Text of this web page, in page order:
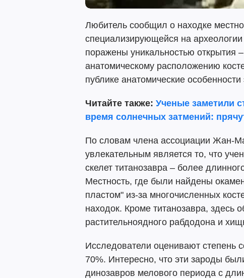
Любитель сообщил о находке
специализирующейся на
поражены уникальностью открытия
анатомическому расположению
публике анатомические
Читайте также: Ученые заметили
время солнечных затмений:
По словам члена ассоциации Жан-
увлекательным является то, что
скелет титанозавра – более
Местность, где были найдены
пластом" из-за многочисленных
находок. Кроме титанозавра, здесь
растительноядного рабдодона и
Исследователи оценивают степень
70%. Интересно, что эти зароды
динозавров мелового периода с